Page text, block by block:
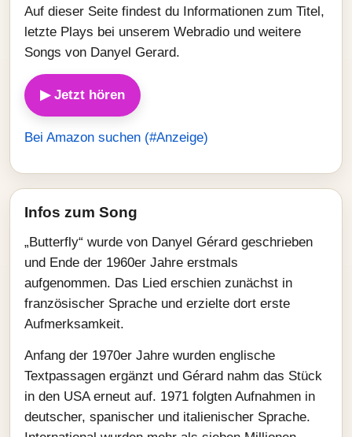
Auf dieser Seite findest du Informationen zum Titel,
letzte Plays bei unserem Webradio und weitere
Songs von Danyel Gerard.
▶ Jetzt hören
Bei Amazon suchen (#Anzeige)
Infos zum Song
„Butterfly“ wurde von Danyel Gérard geschrieben
und Ende der 1960er Jahre erstmals
aufgenommen. Das Lied erschien zunächst in
französischer Sprache und erzielte dort erste
Aufmerksamkeit.
Anfang der 1970er Jahre wurden englische
Textpassagen ergänzt und Gérard nahm das Stück
in den USA erneut auf. 1971 folgten Aufnahmen in
deutscher, spanischer und italienischer Sprache.